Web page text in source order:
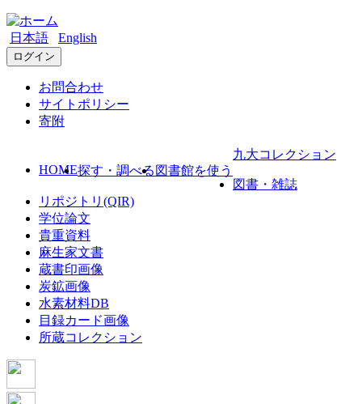
日本語 English
ログイン
お問合わせ
サイトポリシー
寄附
HOME探す・調べる 図書館を使う
九大コレクション
図書・雑誌
リポジトリ(QIR)
学位論文
貴重資料
麻生家文書
蔵書印画像
炭鉱画像
水素材料DB
目録カード画像
所蔵コレクション